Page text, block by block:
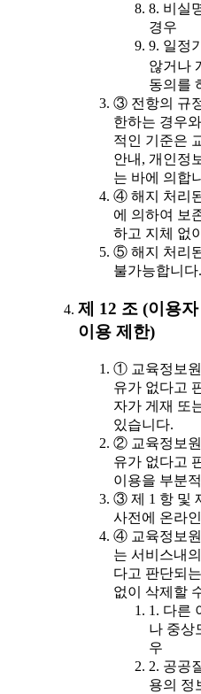
8. 비실
경우
9. 일정
않거나
동의를
③ 전항의 규
한하는 경우
적인 기준은
안내, 개인정
는 바에 의합
④ 해지 처리
에 의하여 보
하고 지체 없
⑤ 해지 처리
불가능합니다.
제 12 조 (이용
이용 제한)
① 교육정보원
유가 없다고
자가 게재 또
있습니다.
② 교육정보원
유가 없다고
이용을 부분
③ 제 1 항 및
사전에 온라
④ 교육정보
는 서비스내
다고 판단되
없이 삭제할
1. 다른
나 중상
우
2. 공공
용의 정